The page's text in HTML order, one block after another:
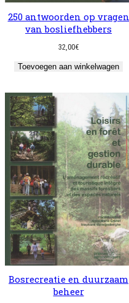
250 antwoorden op vragen
van bosliefhebbers
32,00€
Toevoegen aan winkelwagen
Bosrecreatie en duurzaam
beheer